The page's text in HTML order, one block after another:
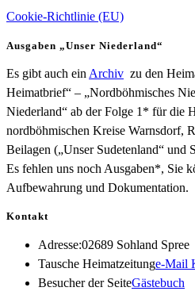
Cookie-Richtlinie (EU)
Ausgaben „Unser Niederland“
Es gibt auch ein Archiv zu den
Heimatbrief“ – „Nordböhmisches
Niederland“ ab der Folge 1* für die
nordböhmischen Kreise Warnsdorf,
Beilagen („Unser Sudetenland“ und
Es fehlen uns noch Ausgaben*, Sie
Aufbewahrung und Dokumentation.
Kontakt
Adresse:02689 Sohland Spree
Tausche Heimatzeitunge-Mail
Besucher der SeiteGästebuch